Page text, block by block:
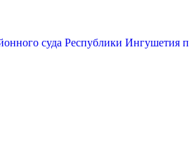
суда Республики